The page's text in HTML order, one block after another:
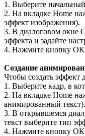
1. Выберите
2. На вкладке Home
эффект изображения).
3. В диалоговом окне
эффекта и задайте
4. Нажмите кнопку
Создание
Чтобы создать эффект
1. Выберите кадр, в
2. На вкладке Home
анимированный текст).
3. В открывшемся
текст выберите тип
4. Нажмите кнопку